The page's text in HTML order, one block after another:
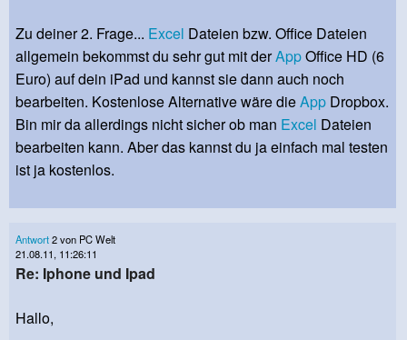
Zu deiner 2. Frage... Excel Dateien bzw. Office Dateien
allgemein bekommst du sehr gut mit derAppOffice HD (6
Euro) auf dein iPad und kannst sie dann auch noch
bearbeiten. Kostenlose Alternative wäre dieApp Dropbox.
Bin mir da allerdings nicht sicher ob man Excel Dateien
bearbeiten kann. Aber das kannst du ja einfach mal testen
ist ja kostenlos.
Antwort2 von PC Welt
21.08.11, 11:26:11
Re: Iphone und Ipad
Hallo,